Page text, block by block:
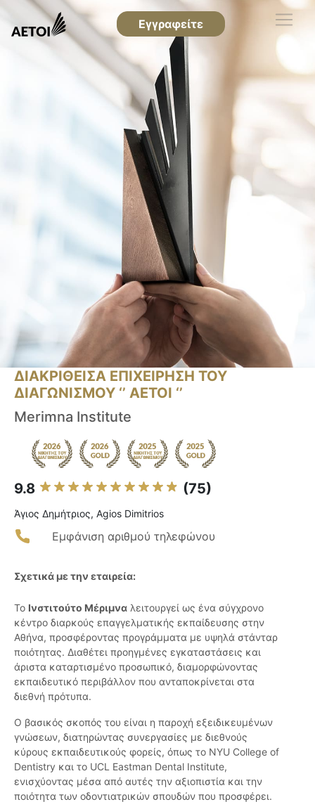
Εγγραφείτε
ΔΙΑΚΡΙΘΕΙΣΑ ΕΠΙΧΕΙΡΗΣΗ ΤΟΥ
ΔΙΑΓΩΝΙΣΜΟΥ ‘’ ΑΕΤΟΙ ‘’
Merimna Institute
9.8 (75)
Άγιος Δημήτριος, Agios Dimitrios
Εμφάνιση αριθμού τηλεφώνου
Σχετικά με την εταιρεία:
Το Ινστιτούτο Μέριμνα λειτουργεί ως ένα σύγχρονο
κέντρο διαρκούς επαγγελματικής εκπαίδευσης στην
Αθήνα, προσφέροντας προγράμματα με υψηλά στάνταρ
ποιότητας. Διαθέτει προηγμένες εγκαταστάσεις και
άριστα καταρτισμένο προσωπικό, διαμορφώνοντας
εκπαιδευτικό περιβάλλον που ανταποκρίνεται στα
διεθνή πρότυπα.
Ο βασικός σκοπός του είναι η παροχή εξειδικευμένων
γνώσεων, διατηρώντας συνεργασίες με διεθνούς
κύρους εκπαιδευτικούς φορείς, όπως το NYU College of
Dentistry και το UCL Eastman Dental Institute,
ενισχύοντας μέσα από αυτές την αξιοπιστία και την
ποιότητα των οδοντιατρικών σπουδών που προσφέρει.